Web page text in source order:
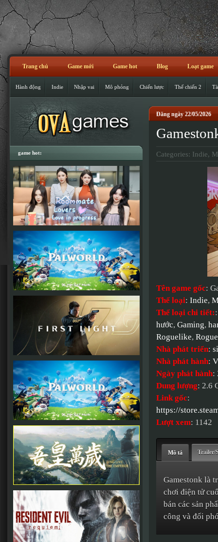
Trang chủ Game mới Game hot Blog Loạt game
Hành động Indie Nhập vai Mô phỏng Chiến lược Thế chiến 2
Đăng ngày 22/05/2026
Categories: Indie,
Tên game gốc:
Thể loại: Indie,
Thể loại chi tiết:
hước, Gaming,
Roguelike,
Nhà phát triển:
Nhà phát hành:
Ngày phát hành:
Dung lượng: 2.6
Link gốc:
https://
Lượt xem: 1142
Mô tả Trailer/
Gamestonk là
chơi điện tử
bán các sản
công và đối
game hot: